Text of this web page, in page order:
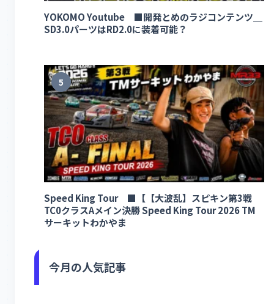
YOKOMO Youtube ■開発とめのラジコンテンツ＿
SD3.0パーツはRD2.0に装着可能？
5
Speed King Tour ■【【大波乱】スピキン第3戦
TC0クラスAメイン決勝 Speed King Tour 2026 TM
サーキットわかやま
今月の人気記事